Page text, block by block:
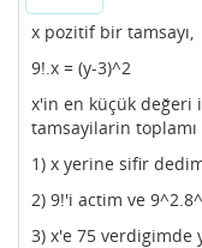
x pozitif bir tamsayı,
9!.x = (y-3)^2
x'in en küçük değeri
tamsayilarin toplamı
1) x yerine sifir
2) 9!'i actim ve
3) x'e 75 verdigimde